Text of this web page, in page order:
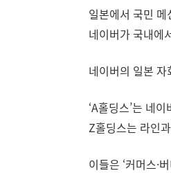
일본에서 국민 메
네이버가 국내에
네이버의 일본
‘A홀딩스’는 네
Z홀딩스는 라인
이들은 ‘커머스·